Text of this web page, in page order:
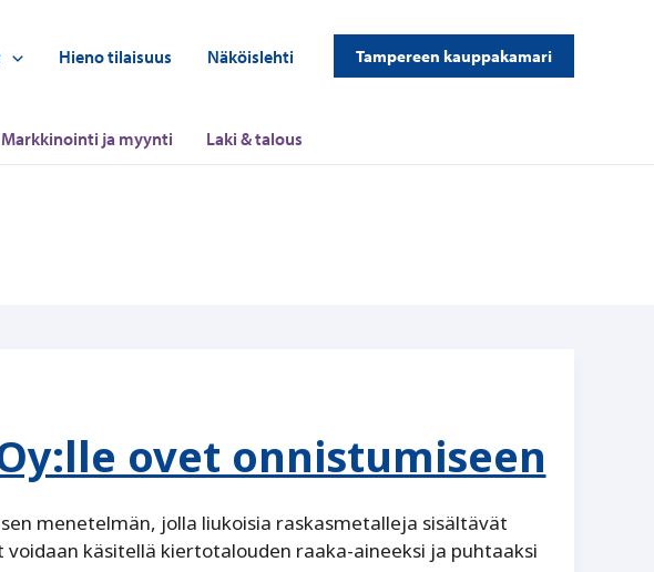
Hieno tilaisuus Näköislehti Tampereen kauppakamari
Markkinointi ja myynti Laki & talous
ovet onnistumiseen
menetelmän, jolla liukoisia raskasmetalleja sisältävät
käsitellä kiertotalouden raaka-aineeksi ja puhtaaksi